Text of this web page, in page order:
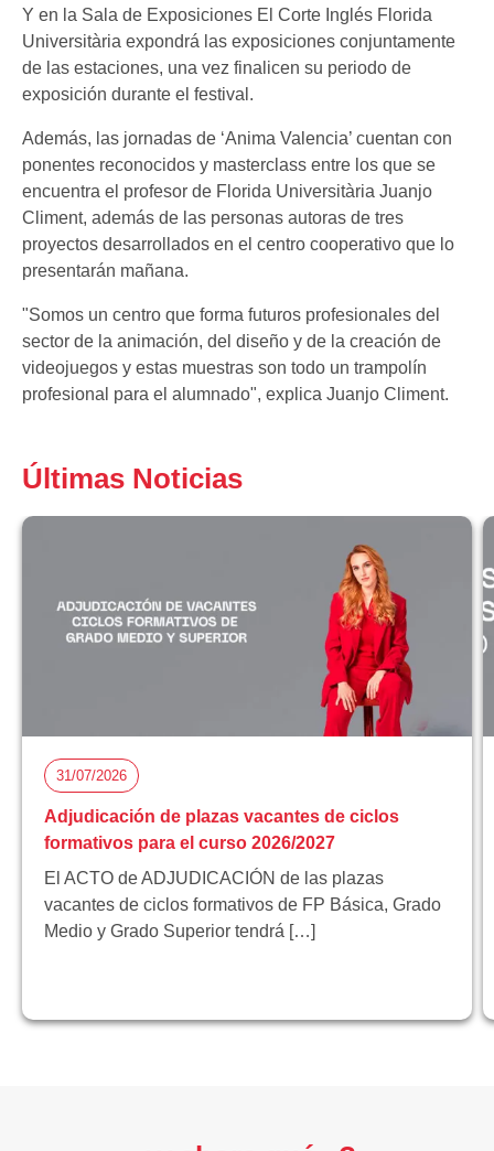
Y en la Sala de Exposiciones El Corte Inglés Florida
Universitària expondrá las exposiciones conjuntamente
de las estaciones, una vez finalicen su periodo de
exposición durante el festival.
Además, las jornadas de ‘Anima Valencia’ cuentan con
ponentes reconocidos y masterclass entre los que se
encuentra el profesor de Florida Universitària Juanjo
Climent, además de las personas autoras de tres
proyectos desarrollados en el centro cooperativo que lo
presentarán mañana.
"Somos un centro que forma futuros profesionales del
sector de la animación, del diseño y de la creación de
videojuegos y estas muestras son todo un trampolín
profesional para el alumnado", explica Juanjo Climent.
Últimas Noticias
31/07/2026
Adjudicación de plazas vacantes de ciclos
formativos para el curso 2026/2027
El ACTO de ADJUDICACIÓN de las plazas
vacantes de ciclos formativos de FP Básica, Grado
Medio y Grado Superior tendrá […]